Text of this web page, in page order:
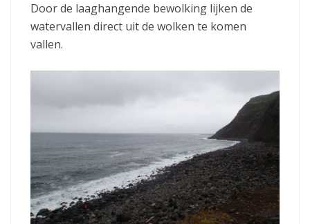
Door de laaghangende bewolking lijken de
watervallen direct uit de wolken te komen
vallen.